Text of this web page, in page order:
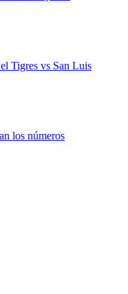
Tigres vs San Luis
los números